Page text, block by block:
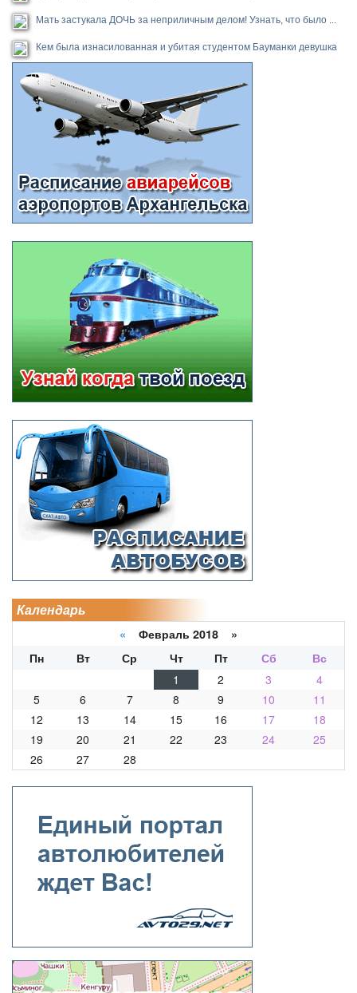
Мать застукала ДОЧЬ за неприличным делом! Узнать, что было ...
Кем была изнасилованная и убитая студентом Бауманки девушка
Календарь
« Февраль 2018 »
Пн
Вт Ср Чт Пт Сб
Вс
1
2 3
4
5
6 7 8 9 10
11
12
13 14 15 16 17
18
19
20 21 22 23 24
25
26
27 28